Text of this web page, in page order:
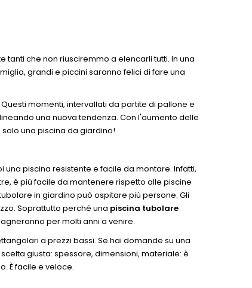
tanti che non riusciremmo a elencarli tutti. In una
grandi e piccini saranno felici di fare una
momenti, intervallati da partite di pallone e
una nuova tendenza. Con l'aumento delle
una piscina da giardino!
piscina resistente e facile da montare. Infatti,
è più facile da mantenere rispetto alle piscine
in giardino può ospitare più persone. Gli
Soprattutto perché una piscina tubolare
per molti anni a venire.
a prezzi bassi. Se hai domande su una
giusta: spessore, dimensioni, materiale: è
È facile e veloce.